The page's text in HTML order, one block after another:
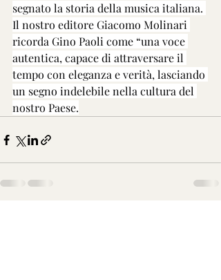
segnato la storia della musica italiana.
Il nostro editore Giacomo Molinari
ricorda Gino Paoli come “una voce
autentica, capace di attraversare il
tempo con eleganza e verità, lasciando
un segno indelebile nella cultura del
nostro Paese.